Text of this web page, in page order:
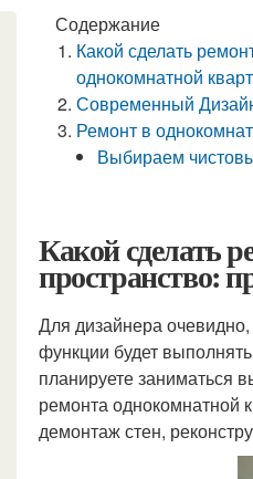
Содержание
Какой сделать
однокомнатной
Современный
Ремонт в
Выбираем
Какой сделать
пространство:
Для дизайнера
функции будет
планируете заниматься
ремонта однокомнатной
демонтаж стен,